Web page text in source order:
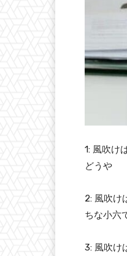
1: 風吹け
どうや
2: 風吹け
ちな小六
3: 風吹け